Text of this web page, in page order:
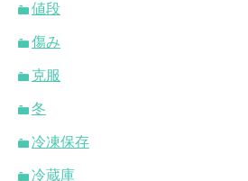
値段
傷み
克服
冬
冷凍保存
冷蔵庫